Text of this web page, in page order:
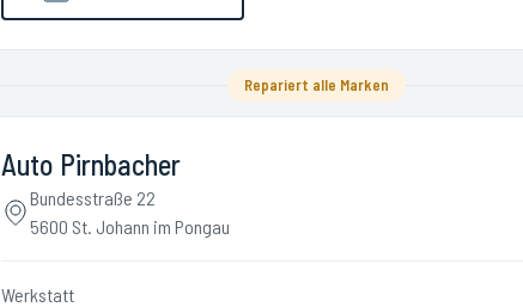
Repariert alle Marken
Auto Pirnbacher
Bundesstraße 22
5600 St. Johann im Pongau
Werkstatt